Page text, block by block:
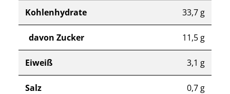
Kohlenhydrate 33,7 g
davon Zucker 11,5 g
Eiweiß 3,1 g
Salz 0,7 g